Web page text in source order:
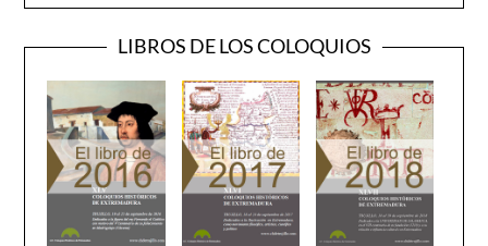
LIBROS DE LOS COLOQUIOS